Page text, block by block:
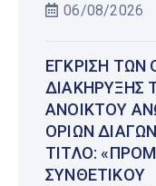
06/08/2026
ΈΓΚΡΙΣΗ ΤΩΝ
ΔΙΑΚΉΡΥΞΗΣ
ΑΝΟΙΚΤΟΎ
ΟΡΊΩΝ
ΤΊΤΛΟ:
ΣΥΝΘΕΤΙΚΟΎ